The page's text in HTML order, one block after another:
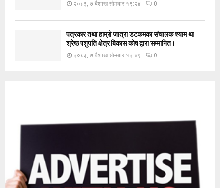
२०८३, ७ बैशाख सोमबार १९:२४ 0
पत्रकार तथा हाम्रो जात्रा डटकमका संचालक श्याम था
श्रेष्ठ पशुपति क्षेत्र बिकास कोष द्वारा सम्मानित ।
२०८३, ७ बैशाख सोमबार १२:४९ 0